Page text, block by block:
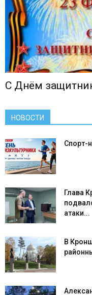
С Днём
НОВОСТИ
Спорт-
Глава
атаки...
В